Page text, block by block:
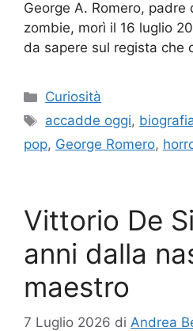
George A. Romero, padre
zombie, morì il 16 luglio
da sapere sul regista che
Categorie
Curiosità
Tag
accadde oggi,
pop, George Romero,
Vittorio De
anni dalla
maestro
7 Luglio 2026 di Andrea